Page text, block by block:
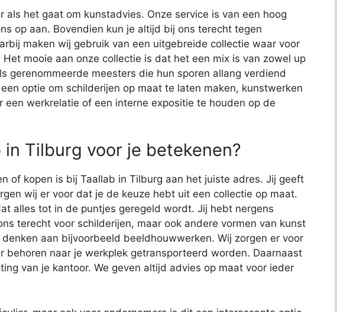
als het gaat om kunstadvies. Onze service is van een hoog
op aan. Bovendien kun je altijd bij ons terecht tegen
maken wij gebruik van een uitgebreide collectie waar voor
mooie aan onze collectie is dat het een mix is van zowel up
gerenommeerde meesters die hun sporen allang verdiend
optie om schilderijen op maat te laten maken, kunstwerken
een werkrelatie of een interne expositie te houden op de
in Tilburg voor je betekenen?
of kopen is bij Taallab in Tilburg aan het juiste adres. Jij geeft
wij er voor dat je de keuze hebt uit een collectie op maat.
alles tot in de puntjes geregeld wordt. Jij hebt nergens
terecht voor schilderijen, maar ook andere vormen van kunst
aan bijvoorbeeld beeldhouwwerken. Wij zorgen er voor
behoren naar je werkplek getransporteerd worden. Daarnaast
van je kantoor. We geven altijd advies op maat voor ieder